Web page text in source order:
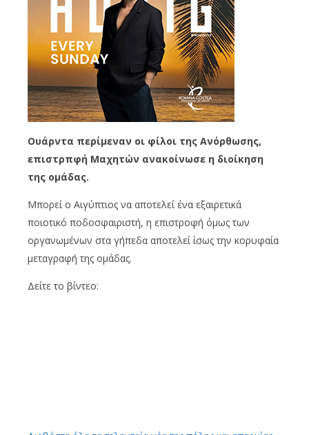
Ουάρντα περίμεναν οι φίλοι της Ανόρθωσης,
επιστρπφή Μαχητών ανακοίνωσε η διοίκηση
της ομάδας.
Μπορεί ο Αιγύπτιος να αποτελεί ένα εξαιρετικά
ποιοτικό ποδοσφαιριστή, η επιστροφή όμως των
οργανωμένων στα γήπεδα αποτελεί ίσως την κορυφαία
μεταγραφή της ομάδας.
Δείτε το βίντεο: